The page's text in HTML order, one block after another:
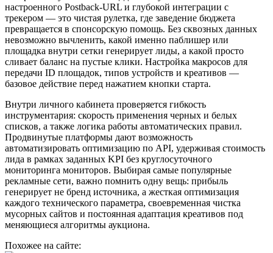
настроенного Postback-URL и глубокой интеграции с
трекером — это чистая рулетка, где заведение бюджета
превращается в спонсорскую помощь. Без сквозных данных
невозможно вычленить, какой именно паблишер или
площадка внутри сетки генерирует лиды, а какой просто
сливает баланс на пустые клики. Настройка макросов для
передачи ID площадок, типов устройств и креативов —
базовое действие перед нажатием кнопки старта.
Внутри личного кабинета проверяется гибкость
инструментария: скорость применения черных и белых
списков, а также логика работы автоматических правил.
Продвинутые платформы дают возможность
автоматизировать оптимизацию по API, удерживая стоимость
лида в рамках заданных KPI без круглосуточного
мониторинга мониторов. Выбирая самые популярные
рекламные сети, важно помнить одну вещь: прибыль
генерирует не бренд источника, а жесткая оптимизация
каждого технического параметра, своевременная чистка
мусорных сайтов и постоянная адаптация креативов под
меняющиеся алгоритмы аукциона.
Похожее на сайте: